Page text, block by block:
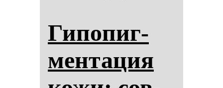
Ги­по­пиг­
мен­та­ция